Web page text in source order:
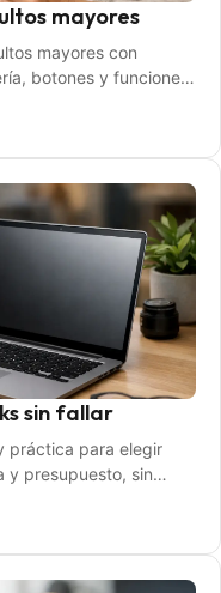
mayores
mayores con
botones y funciones
sin fallar
práctica para elegir
y presupuesto, sin